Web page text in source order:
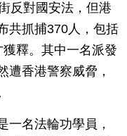
反對國安法，但港
共抓捕370人，包括
釋。其中一名派發
遭香港警察威脅，
一名法輪功學員，